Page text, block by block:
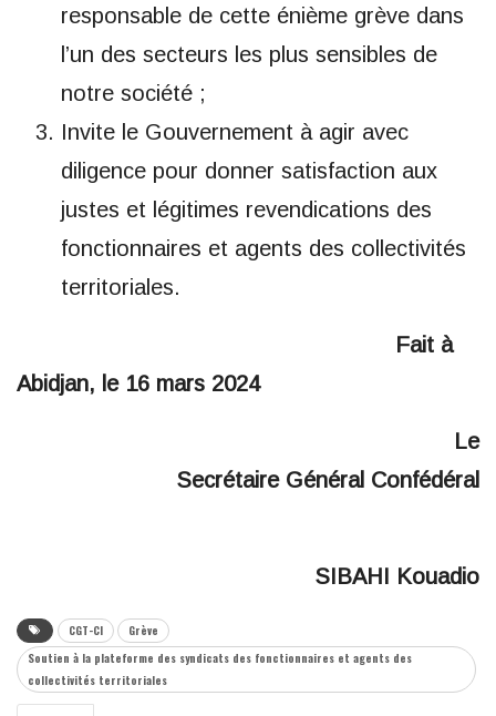
responsable de cette énième grève dans
l’un des secteurs les plus sensibles de
notre société ;
Invite le Gouvernement à agir avec
diligence pour donner satisfaction aux
justes et légitimes revendications des
fonctionnaires et agents des collectivités
territoriales.
Fait à
Abidjan, le 16 mars 2024
Le
Secrétaire Général Confédéral
SIBAHI Kouadio
CGT-CI
Grève
Soutien à la plateforme des syndicats des fonctionnaires et agents des
collectivités territoriales